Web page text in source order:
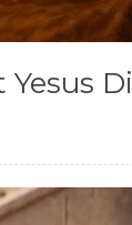
Di